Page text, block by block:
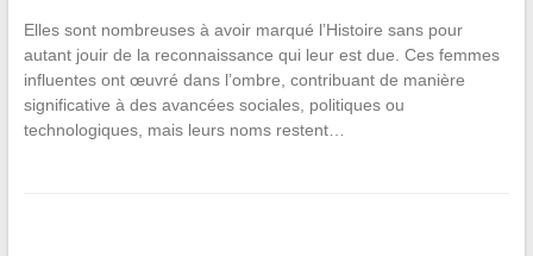
Elles sont nombreuses à avoir marqué l’Histoire sans pour
autant jouir de la reconnaissance qui leur est due. Ces femmes
influentes ont œuvré dans l’ombre, contribuant de manière
significative à des avancées sociales, politiques ou
technologiques, mais leurs noms restent…